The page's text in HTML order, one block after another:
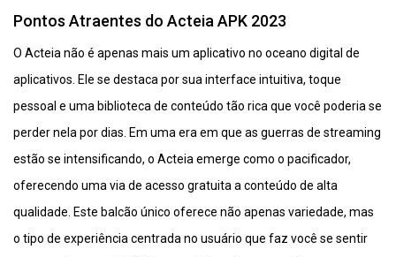
Pontos Atraentes do Acteia APK 2023
O Acteia não é apenas mais um aplicativo no oceano digital de
aplicativos. Ele se destaca por sua interface intuitiva, toque
pessoal e uma biblioteca de conteúdo tão rica que você poderia se
perder nela por dias. Em uma era em que as guerras de streaming
estão se intensificando, o Acteia emerge como o pacificador,
oferecendo uma via de acesso gratuita a conteúdo de alta
qualidade. Este balcão único oferece não apenas variedade, mas
o tipo de experiência centrada no usuário que faz você se sentir